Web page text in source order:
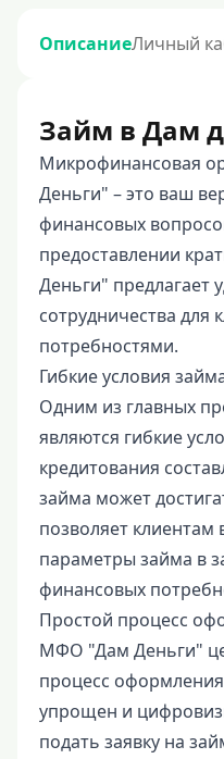
ОписаниеЛичный
Займ в Дам
Микрофинансовая
Деньги" – это ваш
финансовых
предоставлении
Деньги" предлагает
сотрудничества для
потребностями.
Гибкие условия
Одним из главных
являются гибкие
кредитования
займа может
позволяет
параметры займа в
финансовых
Простой процесс
МФО "Дам Деньги"
процесс
упрощен и
подать заявку на